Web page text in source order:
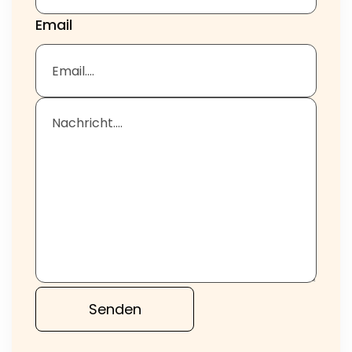
Email